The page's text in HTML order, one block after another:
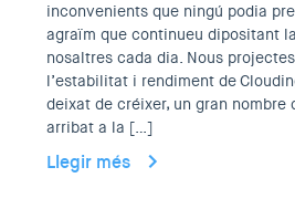
inconvenients que ningú podia
agraïm que continueu dipositant
nosaltres cada dia. Nous
l’estabilitat i rendiment de
deixat de créixer, un gran nombre
arribat a la […]
Llegir més